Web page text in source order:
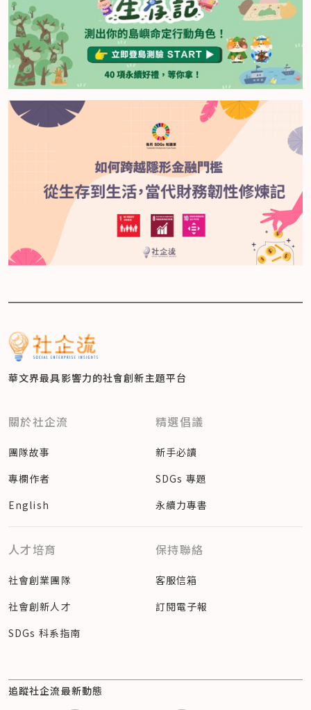
華文界最具影響力的社會創新主題平台
關於社企流
團隊故事
專欄作者
English
精選倡議
新手必讀
SDGs 專題
永續力專書
人才培育
社會創業團隊
社會創新人才
SDGs 科系指南
保持聯絡
客服信箱
訂閱電子報
追蹤社企流最新動態